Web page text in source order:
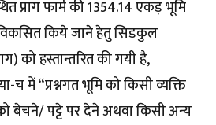
प्राग फार्म की 1354.14 एकड़ भूमि
किये जाने हेतु सिडकुल
को हस्तान्तरित की गयी है,
च में “प्रश्नगत भूमि को किसी व्यक्ति
बेचने/ पट्टे पर देने अथवा किसी अन्य